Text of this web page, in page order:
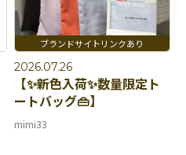
2026.07.26
【✨新色入荷✨数量限定ト
ートバッグ👜】
mimi33